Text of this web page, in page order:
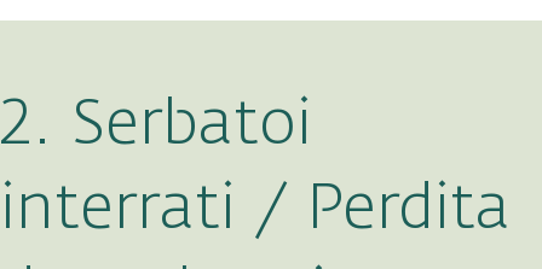
2. Serbatoi
interrati / Perdita